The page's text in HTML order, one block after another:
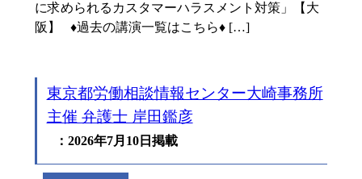
に求められるカスタマーハラスメント対策」【大
阪】 ♦過去の講演一覧はこちら♦ […]
東京都労働相談情報センター大崎事務所
主催 弁護士 岸田鑑彦
：2026年7月10日掲載